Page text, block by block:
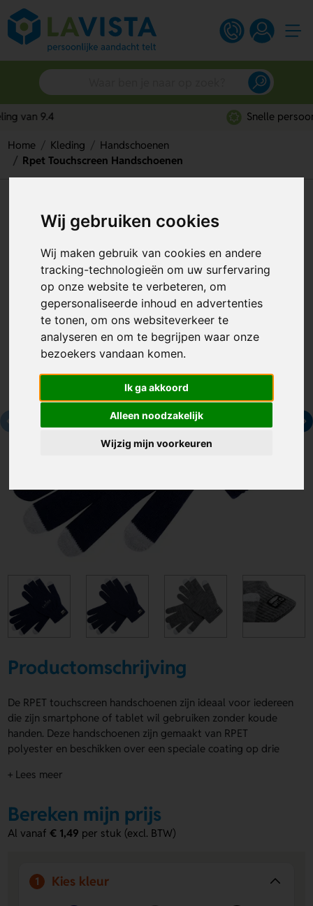
Wij gebruiken cookies
Wij maken gebruik van cookies en andere
tracking-technologieën om uw surfervaring
op onze website te verbeteren, om
gepersonaliseerde inhoud en advertenties
te tonen, om ons websiteverkeer te
analyseren en om te begrijpen waar onze
bezoekers vandaan komen.
Ik ga akkoord
Alleen noodzakelijk
Wijzig mijn voorkeuren
Snelle persoonlijke service
Home Kleding
Handschoenen
Rpet Touchscreen Handschoenen
Rpet Touchscreen
Handschoenen
Artikelnummer: 277465
Duurzaam
Productomschrijving
De RPET touchscreen handschoenen zijn ideaal voor iedereen
die zijn smartphone of tablet wil gebruiken zonder koude
handen. Deze handschoenen zijn gemaakt van RPET
polyester en beschikken over een speciale coating op drie
bedienen zonder de handschoenen uit te trekken. De
donkerblauw, zodat er voor ieder wat wils is. Je kunt beide
handschoenen laten bedrukken op de bovenkant, wat ze
ideaal maakt voor promotionele doeleinden. Kies voor de
functionaliteit met stijl!
+ Lees meer
Bereken mijn prijs
Al vanaf€ 1,49 per stuk (excl. BTW)
1 Kies kleur